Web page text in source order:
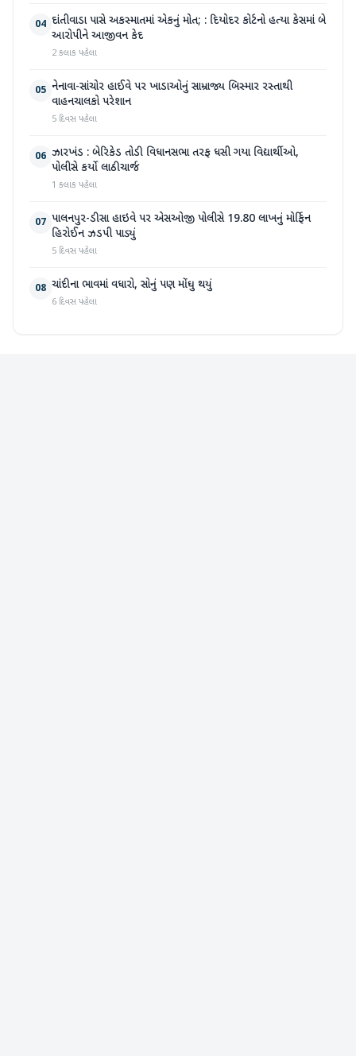
04 દાંતીવાડા પાસે અકસ્માતમાં એકનું મોત; : દિયોદર કોર્ટનો હત્યા કેસમાં બે
આરોપીને આજીવન કેદ
2 કલાક પહેલા
05 નેનાવા-સાંચોર હાઈવે પર ખાડાઓનું સામ્રાજ્ય બિસ્માર રસ્તાથી
વાહનચાલકો પરેશાન
5 દિવસ પહેલા
06 ઝારખંડ : બેરિકેડ તોડી વિધાનસભા તરફ ધસી ગયા વિદ્યાર્થીઓ,
પોલીસે કર્યો લાઠીચાર્જ
1 કલાક પહેલા
07 પાલનપુર-ડીસા હાઇવે પર એસઓજી પોલીસે 19.80 લાખનું મોર્ફિન
હિરોઈન ઝડપી પાડ્યું
5 દિવસ પહેલા
08 ચાંદીના ભાવમાં વધારો, સોનું પણ મોંઘુ થયું
6 દિવસ પહેલા